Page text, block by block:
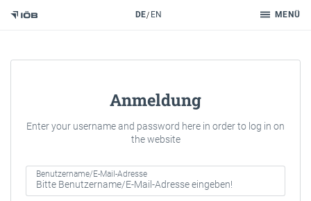
DE EN MENÜ
Anmeldung
Enter your username and password here in order to log in on
the website
Benutzername/E-Mail-Adresse